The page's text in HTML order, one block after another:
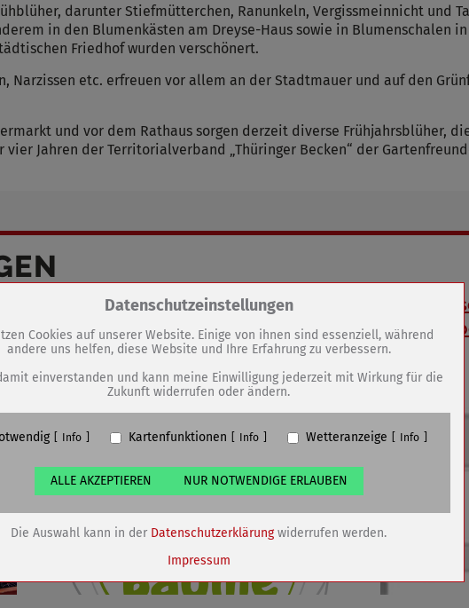
darunter Stiefmütterchen, Ranunkeln, Vergissmeinnicht und
in den Blumenkästen am Dreyse-Haus sowie in Blumenschalen in
Friedhof wurden verschönert.
Narzissen etc. erfreuen vor allem an der Stadtmauer und auf den
und vor dem Rathaus sorgen derzeit diverse Frühjahrsblüher,
vier Jahren der Territorialverband „Thüringer Becken“ der
Neues Grün für eine lebenswerte
Stadt
Zum Betrieb der Seite notwendige Cookies / Drittanbieter:
PHP Session Cookie
Eigentümer dieser Website (Wenko-Wenselaar GmbH & Co. KG)
Absicherung Kontaktformular / SPAM Schutz
PHPSESSID, fe_typo_user
undefined
Cookiespeicherung Entscheidungscookie
Speichert die Einstellungen der Besucher bezüglich der Speicherung von
Cookies.
Datenschutzeinstellungen
Cookies auf unserer Website. Einige von ihnen sind essenziell, während
andere uns helfen, diese Website und Ihre Erfahrung zu verbessern.
einverstanden und kann meine Einwilligung jederzeit mit Wirkung für die
Zukunft widerrufen oder ändern.
Info Kartenfunktionen Info Wetteranzeige Info
ALLE AKZEPTIEREN NUR NOTWENDIGE ERLAUBEN
Die Auswahl kann in der Datenschutzerklärungwiderrufen werden.
Impressum